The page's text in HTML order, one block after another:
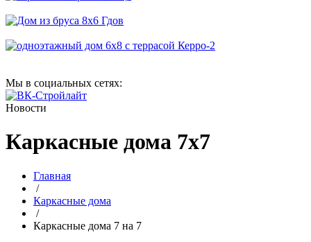
Мы в социальных сетях:
Новости
Каркасные дома 7х7
Главная
/
Каркасные дома
/
Каркасные дома 7 на 7